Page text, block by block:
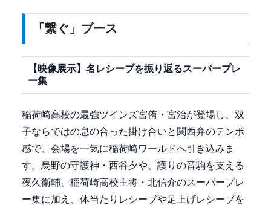
「繋ぐ」ブース
【映像展示】名レシーブを振り返るスーパープレ
ー集
稲荷崎高校の最強ツインズ宮侑・宮治が登場し、双
子ならではの息の合った掛け合いと関西弁のテンポ
感で、会場を一気に稲荷崎ワールドへ引き込みま
す。烏野の守護神・西谷夕や、護りの音駒を支える
夜久衛輔、稲荷崎高校主将・北信介のスーパープレ
ー集に加え、体当たりレシーブや足上げレシーブを